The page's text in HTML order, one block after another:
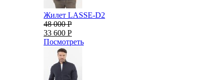
Жилет LASSE-D2
48 000 Р
33 600 Р
Посмотреть